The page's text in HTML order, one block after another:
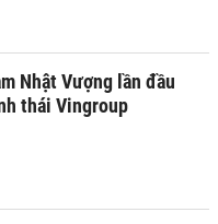
Nhật Vượng lần đầu
thái Vingroup